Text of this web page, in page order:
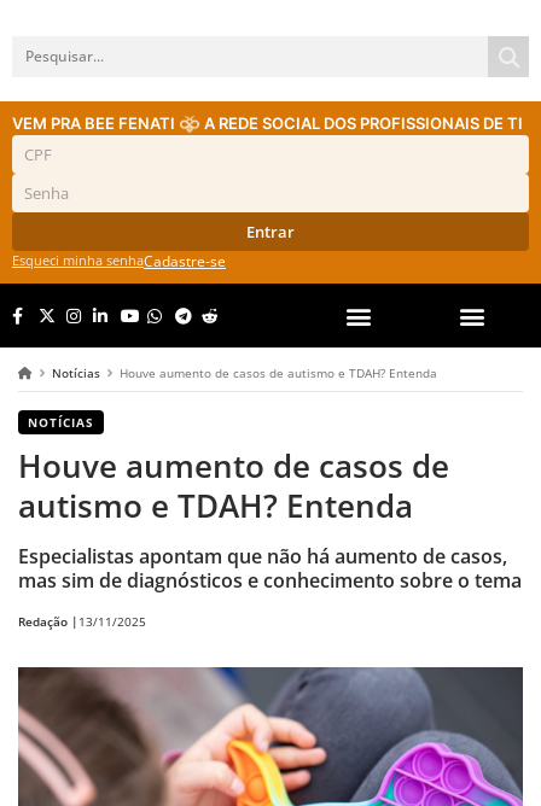
VEM PRA BEE FENATI A REDE SOCIAL DOS PROFISSIONAIS DE TI
Entrar
Esqueci minha senhaCadastre-se
Notícias Houve aumento de casos de autismo e TDAH? Entenda
NOTÍCIAS
Houve aumento de casos de
autismo e TDAH? Entenda
Especialistas apontam que não há aumento de casos,
mas sim de diagnósticos e conhecimento sobre o tema
Redação | 13/11/2025